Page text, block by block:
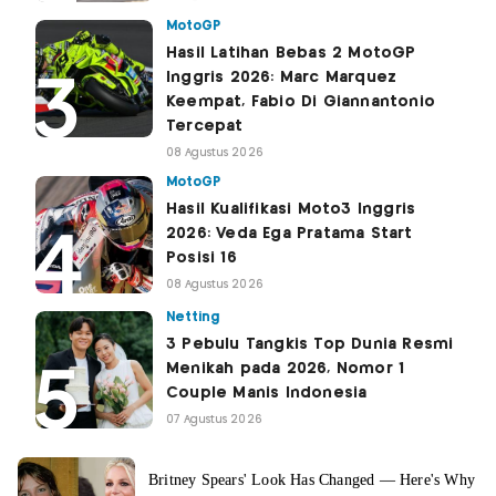
MotoGP
Hasil Latihan Bebas 2 MotoGP
Inggris 2026: Marc Marquez
Keempat, Fabio Di Giannantonio
Tercepat
08 Agustus 2026
MotoGP
Hasil Kualifikasi Moto3 Inggris
2026: Veda Ega Pratama Start
Posisi 16
08 Agustus 2026
Netting
3 Pebulu Tangkis Top Dunia Resmi
Menikah pada 2026, Nomor 1
Couple Manis Indonesia
07 Agustus 2026